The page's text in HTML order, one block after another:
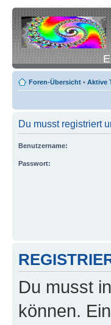
Foren-Übersicht • Aktive
Du musst registriert
Benutzername:
Passwort:
Du musst
können.